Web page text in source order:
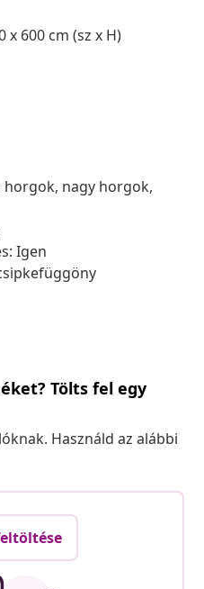
x 600 cm (sz x H)
nagy horgok,
Igen
Tölts fel egy
Használd az alábbi